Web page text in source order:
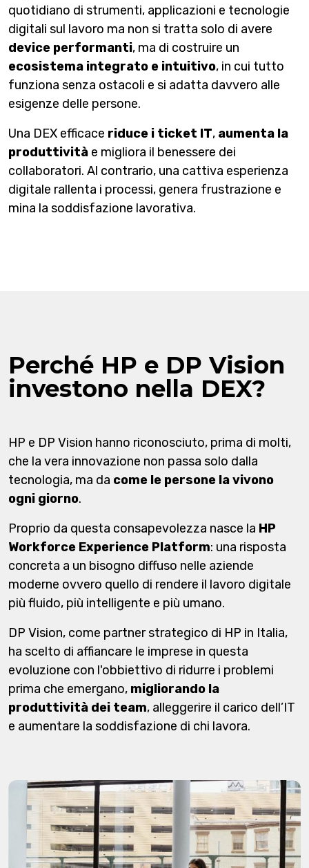
quotidiano di strumenti, applicazioni e tecnologie
digitali sul lavoro ma non si tratta solo di avere
device performanti, ma di costruire un
ecosistema integrato e intuitivo, in cui tutto
funziona senza ostacoli e si adatta davvero alle
esigenze delle persone.
Una DEX efficace riduce i ticket IT, aumenta la
produttività e migliora il benessere dei
collaboratori. Al contrario, una cattiva esperienza
digitale rallenta i processi, genera frustrazione e
mina la soddisfazione lavorativa.
Perché HP e DP Vision
investono nella DEX?
HP e DP Vision hanno riconosciuto, prima di molti,
che la vera innovazione non passa solo dalla
tecnologia, ma da come le persone la vivono
ogni giorno.
Proprio da questa consapevolezza nasce la HP
Workforce Experience Platform: una risposta
concreta a un bisogno diffuso nelle aziende
moderne ovvero quello di rendere il lavoro digitale
più fluido, più intelligente e più umano.
DP Vision, come partner strategico di HP in Italia,
ha scelto di affiancare le imprese in questa
evoluzione con l'obbiettivo di ridurre i problemi
prima che emergano, migliorando la
produttività dei team, alleggerire il carico dell’IT
e aumentare la soddisfazione di chi lavora.